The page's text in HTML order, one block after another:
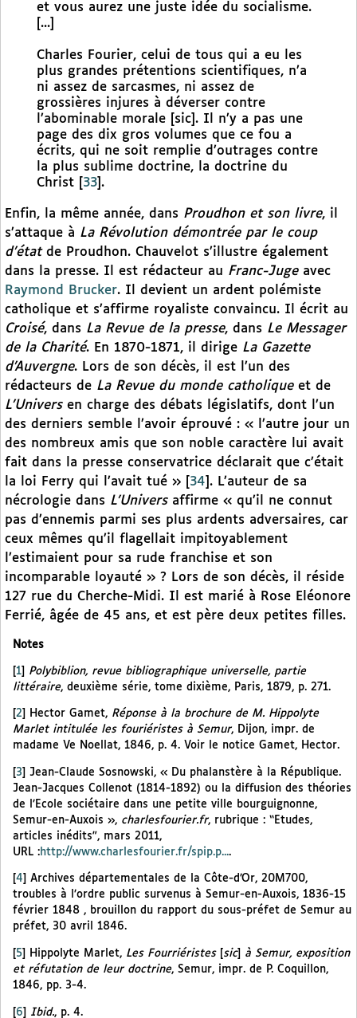
et vous aurez une juste idée du socialisme.
[...]
Charles Fourier, celui de tous qui a eu les
plus grandes prétentions scientifiques, n’a
ni assez de sarcasmes, ni assez de
grossières injures à déverser contre
l’abominable morale [sic]. Il n’y a pas une
page des dix gros volumes que ce fou a
écrits, qui ne soit remplie d’outrages contre
la plus sublime doctrine, la doctrine du
Christ
33 .
Enfin, la même année, dans Proudhon et son livre, il
s’attaque à La Révolution démontrée par le coup
d’étatde Proudhon. Chauvelot s’illustre également
dans la presse. Il est rédacteur au Franc-Jugeavec
Raymond Brucker. Il devient un ardent polémiste
catholique et s’affirme royaliste convaincu. Il écrit au
Croisé, dans La Revue de la presse, dans Le Messager
de la Charité. En 1870-1871, il dirige La Gazette
d’Auvergne. Lors de son décès, il est l’un des
rédacteurs de La Revue du monde catholiqueet de
L’Universen charge des débats législatifs, dont l’un
des derniers semble l’avoir éprouvé : « l’autre jour un
des nombreux amis que son noble caractère lui avait
fait dans la presse conservatrice déclarait que c’était
la loi Ferry qui l’avait tué »
34 . L’auteur de sa
nécrologie dans L’Universaffirme « qu’il ne connut
pas d’ennemis parmi ses plus ardents adversaires, car
ceux mêmes qu’il flagellait impitoyablement
l’estimaient pour sa rude franchise et son
incomparable loyauté » ? Lors de son décès, il réside
127 rue du Cherche-Midi. Il est marié à Rose Eléonore
Ferrié, âgée de 45 ans, et est père deux petites filles.
Notes
[1] Polybiblion, revue bibliographique universelle, partie
littéraire, deuxième série, tome dixième, Paris, 1879, p. 271.
2 Hector Gamet, Réponse à la brochure de M. Hippolyte
Marlet intitulée les fouriéristes à Semur, Dijon, impr. de
madame Ve Noellat, 1846, p. 4. Voir le notice Gamet, Hector.
[3] Jean-Claude Sosnowski, « Du phalanstère à la République.
Jean-Jacques Collenot (1814-1892) ou la diffusion des théories
de l’Ecole sociétaire dans une petite ville bourguignonne,
Semur-en-Auxois », charlesfourier.fr, rubrique : “Etudes,
articles inédits”, mars 2011,
URL :http://www.charlesfourier.fr/spip.p....
4
Archives départementales de la Côte-d’Or, 20M700,
troubles à l’ordre public survenus à Semur-en-Auxois, 1836-15
février 1848 , brouillon du rapport du sous-préfet de Semur au
préfet, 30 avril 1846.
5 Hippolyte Marlet, Les Fourriéristes[ sic]
à Semur, exposition
et réfutation de leur doctrine, Semur, impr. de P. Coquillon,
1846, pp. 3-4.
[6] Ibid., p. 4.